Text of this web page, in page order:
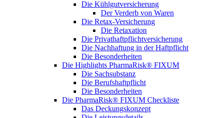
Die Kühlgutversicherung
Der Verderb von Waren
Die Retax-Versicherung
Die Retaxation
Die Privathaftpflichtversicherung
Die Nachhaftung in der Haftpflicht
Die Besonderheiten
Die Highlights PharmaRisk® FIXUM
Die Sachsubstanz
Die Berufshaftpflicht
Die Besonderheiten
Die PharmaRisk® FIXUM Checkliste
Das Deckungskonzept